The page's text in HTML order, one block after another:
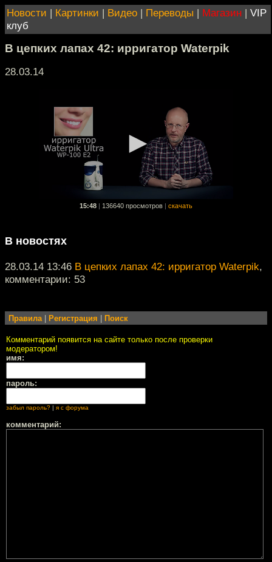
Новости | Картинки | Видео | Переводы | Магазин | VIP
клуб
В цепких лапах 42: ирригатор Waterpik
28.03.14
15:48 136640 просмотров скачать
В новостях
28.03.14 13:46 В цепких лапах 42: ирригатор Waterpik,
комментарии: 53
Правила| Регистрация Поиск
Комментарий появится на сайте только после проверки
модератором!
имя:
пароль:
забыл пароль? я с форума
комментарий: